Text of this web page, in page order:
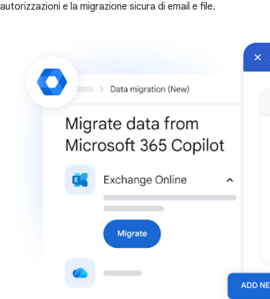
autorizzazioni e la migrazione sicura di email e file.